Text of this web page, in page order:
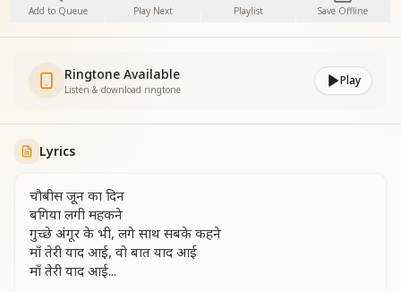
Add to Queue Play Next Playlist Save Offline
Ringtone Available
Listen & download ringtone
Play
Lyrics
चौबीस जून का दिन
बगिया लगी महकने
गुच्छे अंगूर के भी, लगे साथ सबके कहने
माँ तेरी याद आई, वो बात याद आई
माँ तेरी याद आई...